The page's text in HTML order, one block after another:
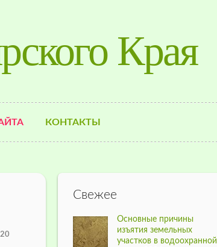
Края
КОНТАКТЫ
Свежее
Основные причины
изъятия земельных
участков в водоохранной